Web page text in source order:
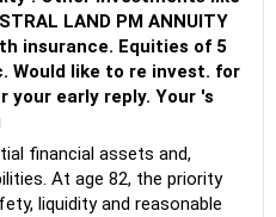
LAND PM ANNUITY
Equities of 5
financial assets and,
At age 82, the priority
liquidity and reasonable